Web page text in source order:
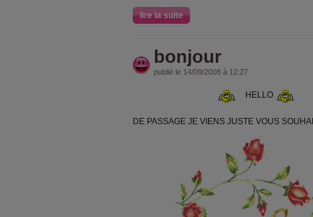
lire la suite
bonjour
publié le 14/09/2008 à 12:27
HELLO
DE PASSAGE JE VIENS JUSTE VOUS